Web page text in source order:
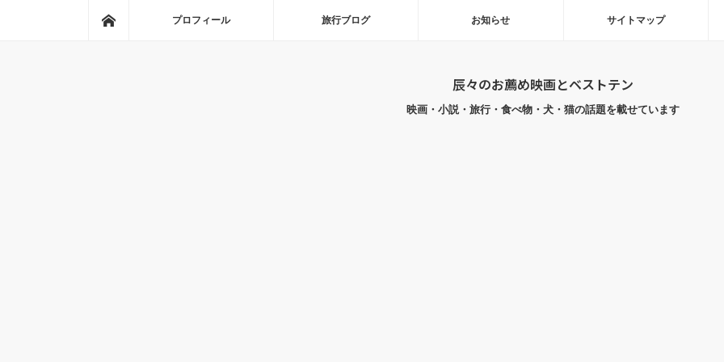
プロフィール 旅行ブログ お知らせ サイトマップ
辰々のお薦め映画とベストテン
映画・小説・旅行・食べ物・犬・猫の話題を載せています